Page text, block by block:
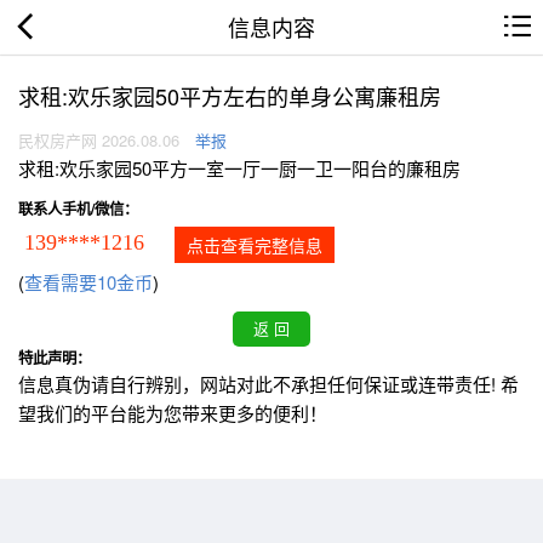
信息内容
求租:欢乐家园50平方左右的单身公寓廉租房
民权房产网 2026.08.06 举报
求租:欢乐家园50平方一室一厅一厨一卫一阳台的廉租房
联系人手机/微信：
139****1216 点击查看完整信息
(查看需要10金币)
特此声明：
信息真伪请自行辨别，网站对此不承担任何保证或连带责任! 希
望我们的平台能为您带来更多的便利！